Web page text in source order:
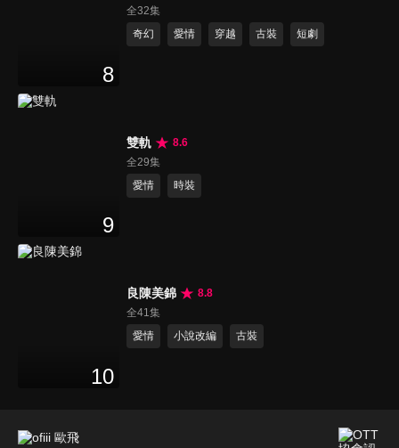
8
全32集
奇幻
愛情 穿越 古裝 短劇
9
雙軌
8.6
全29集
愛情
時裝
10
良陳美錦
8.8
全41集
愛情
小說改編 古裝